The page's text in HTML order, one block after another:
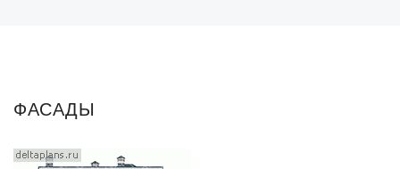
ФАСАДЫ